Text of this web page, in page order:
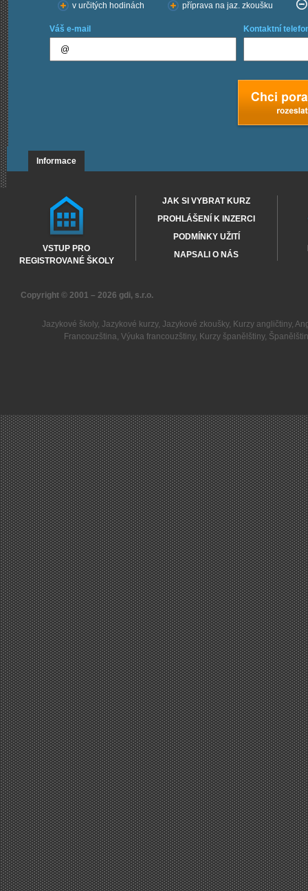
v určitých hodinách příprava na jaz. zkoušku
Váš e-mail Kontaktní
Informace
VSTUP PRO
REGISTROVANÉ ŠKOLY
JAK SI VYBRAT KURZ
PROHLÁŠENÍ K INZERCI
PODMÍNKY UŽITÍ
NAPSALI O NÁS
Copyright © 2001 – 2026 gdi, s.r.o.
Jazykové školy, Jazykové kurzy, Jazykové zkoušky, Kurzy angličtiny,
Francouzština,Výuka francouzštiny, Kurzy španělštiny,